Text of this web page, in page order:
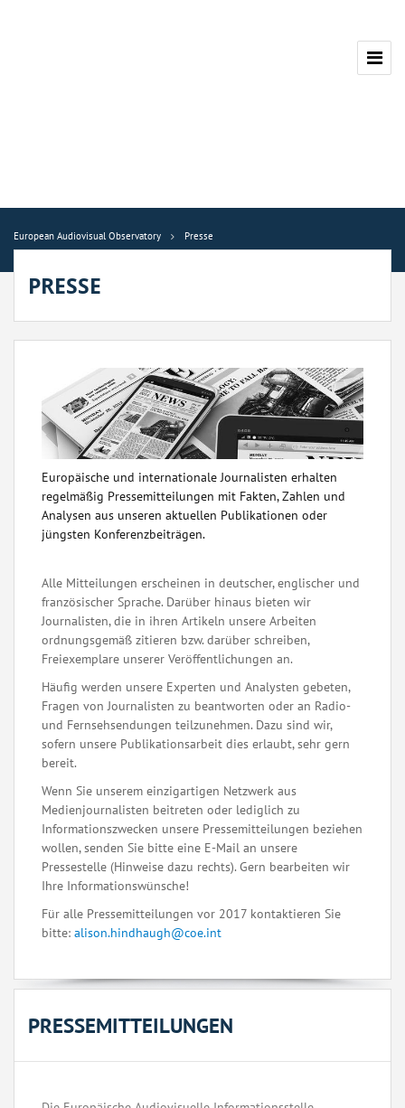
European Audiovisual Observatory Presse
PRESSE
Europäische und internationale Journalisten erhalten
regelmäßig Pressemitteilungen mit Fakten, Zahlen und
Analysen aus unseren aktuellen Publikationen oder
jüngsten Konferenzbeiträgen.
Alle Mitteilungen erscheinen in deutscher, englischer und
französischer Sprache. Darüber hinaus bieten wir
Journalisten, die in ihren Artikeln unsere Arbeiten
ordnungsgemäß zitieren bzw. darüber schreiben,
Freiexemplare unserer Veröffentlichungen an.
Häufig werden unsere Experten und Analysten gebeten,
Fragen von Journalisten zu beantworten oder an Radio-
und Fernsehsendungen teilzunehmen. Dazu sind wir,
sofern unsere Publikationsarbeit dies erlaubt, sehr gern
bereit.
Wenn Sie unserem einzigartigen Netzwerk aus
Medienjournalisten beitreten oder lediglich zu
Informationszwecken unsere Pressemitteilungen beziehen
wollen, senden Sie bitte eine E-Mail an unsere
Pressestelle (Hinweise dazu rechts). Gern bearbeiten wir
Ihre Informationswünsche!
Für alle Pressemitteilungen vor 2017 kontaktieren Sie
bitte: alison.hindhaugh@coe.int
PRESSEMITTEILUNGEN